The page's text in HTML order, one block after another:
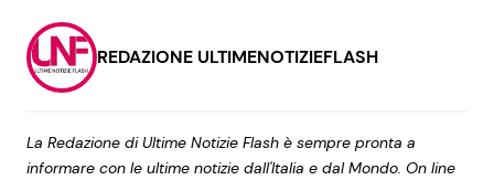
REDAZIONE ULTIMENOTIZIEFLASH
La Redazione di Ultime Notizie Flash è sempre pronta a
informare con le ultime notizie dall'Italia e dal Mondo. On line